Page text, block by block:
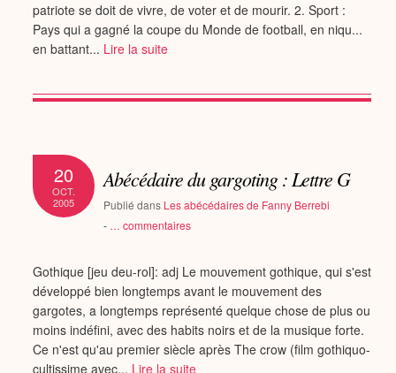
patriote se doit de vivre, de voter et de mourir. 2. Sport :
Pays qui a gagné la coupe du Monde de football, en niqu...
en battant... Lire la suite
20
OCT.
2005
Abécédaire du gargoting : Lettre G
Publié dans Les abécédaires de Fanny Berrebi
- … commentaires
Gothique [jeu deu-rol]: adj Le mouvement gothique, qui s'est
développé bien longtemps avant le mouvement des
gargotes, a longtemps représenté quelque chose de plus ou
moins indéfini, avec des habits noirs et de la musique forte.
Ce n'est qu'au premier siècle après The crow (film gothiquo-
cultissime avec... Lire la suite